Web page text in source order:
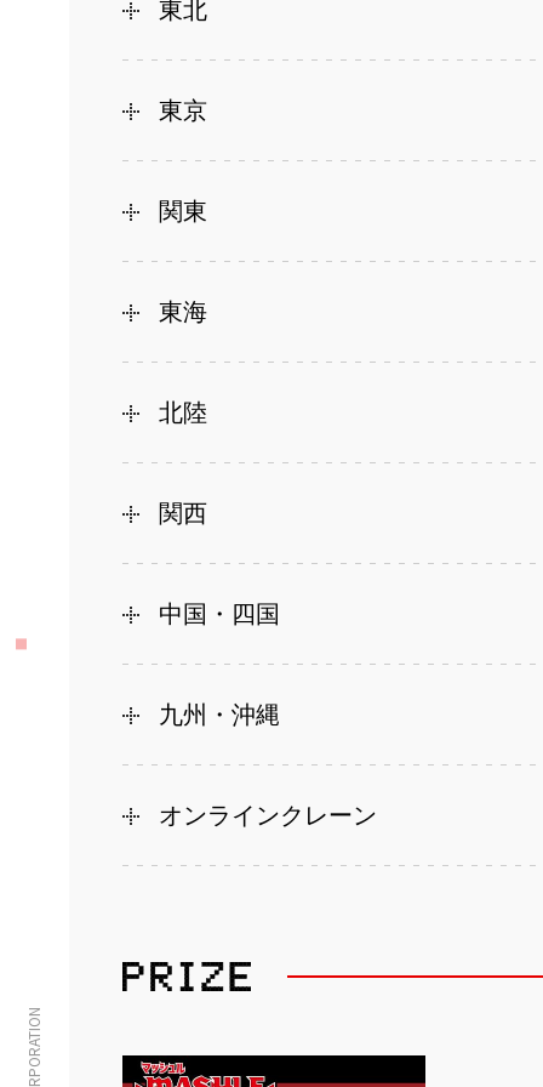
東北
東京
関東
東海
北陸
関西
中国・四国
九州・沖縄
オンラインクレーン